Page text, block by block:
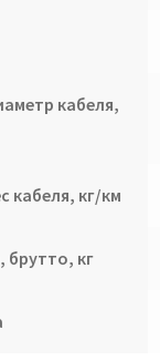
кабеля,
кабеля, кг/км
брутто, кг